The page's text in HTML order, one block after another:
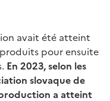
avait été atteint
produits pour ensuite
En 2023, selon les
slovaque de
a atteint